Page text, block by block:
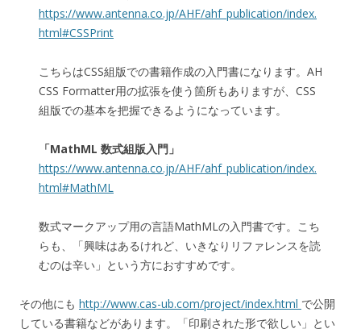
https://www.antenna.co.jp/AHF/ahf_publication/index.
html#CSSPrint
こちらはCSS組版での書籍作成の入門書になります。AH
CSS Formatter用の拡張を使う箇所もありますが、CSS
組版での基本を把握できるようになっています。
「MathML 数式組版入門 」
https://www.antenna.co.jp/AHF/ahf_publication/index.
html#MathML
数式マークアップ用の言語MathMLの入門書です。こち
らも、「興味はあるけれど、いきなりリファレンスを読
むのは辛い」という方におすすめです。
その他にも http://www.cas-ub.com/project/index.html で公開
している書籍などがあります。「印刷された形で欲しい」とい